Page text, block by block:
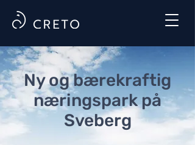
Ny og bærekraftig
næringspark på
Sveberg